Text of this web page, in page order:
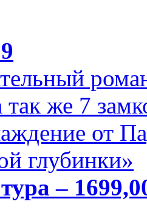
так же 7
от
глубинки»
–